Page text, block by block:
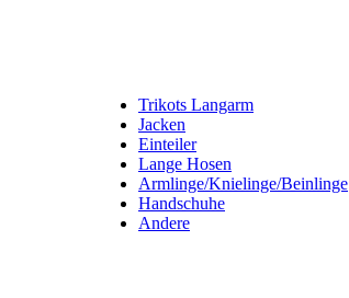
Trikots Langarm
Jacken
Einteiler
Lange Hosen
Armlinge/Knielinge/Beinlinge
Handschuhe
Andere